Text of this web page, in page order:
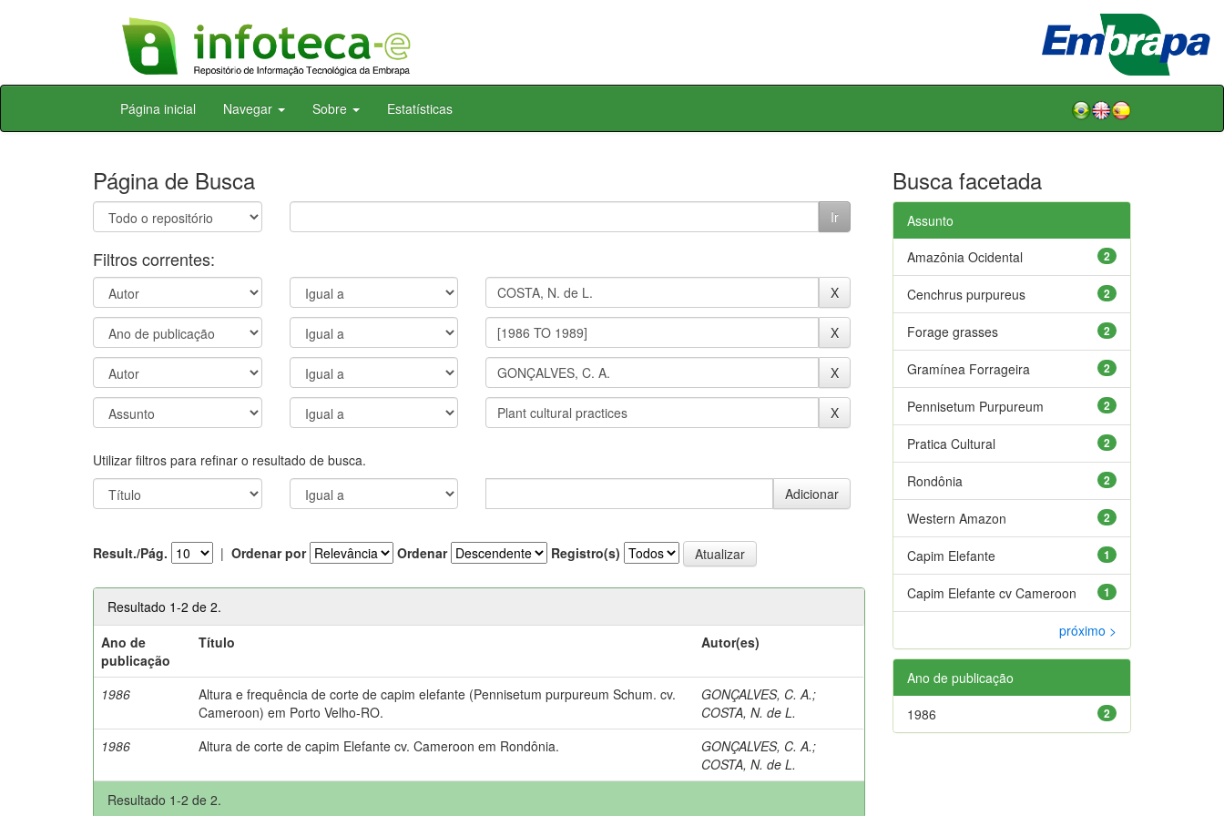
Skip
Página inicial Navegar Sobre Estatísticas
Página de Busca
Filtros correntes:
Utilizar filtros para refinar o resultado de busca.
Result./Pág. | Ordenar por Ordenar Registro(s)
Resultado 1-2 de 2.
Ano de
publicação
Título Autor(es)
1986
Altura e frequência de corte de capim elefante (Pennisetum purpureum Schum. cv.
Cameroon) em Porto Velho-RO.
GONÇALVES, C. A.;
COSTA, N. de L.
1986
Altura de corte de capim Elefante cv. Cameroon em Rondônia. GONÇALVES, C. A.;
COSTA, N. de L.
Resultado 1-2 de 2.
Busca facetada
Assunto
2
Amazônia Ocidental
2
Cenchrus purpureus
2
Forage grasses
2
Gramínea Forrageira
2
Pennisetum Purpureum
2
Pratica Cultural
2
Rondônia
2
Western Amazon
1
Capim Elefante
1
Capim Elefante cv Cameroon
próximo >
Ano de publicação
2
1986